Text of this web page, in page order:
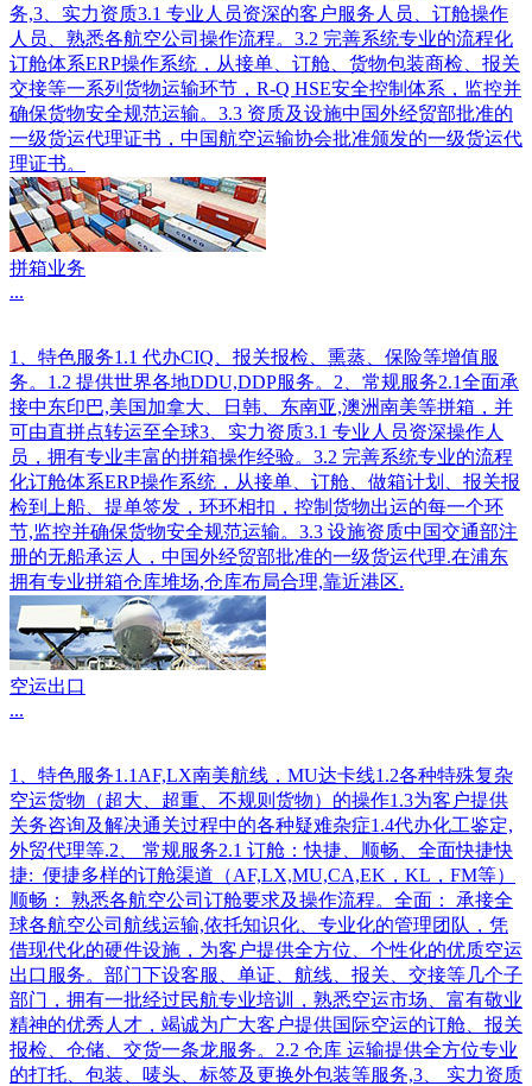
务,3、实力资质3.1 专业人员资深的客户服务人员、订舱操作
人员、熟悉各航空公司操作流程。3.2 完善系统专业的流程化
订舱体系ERP操作系统，从接单、订舱、货物包装商检、报关
交接等一系列货物运输环节，R-Q HSE安全控制体系，监控并
确保货物安全规范运输。3.3 资质及设施中国外经贸部批准的
一级货运代理证书，中国航空运输协会批准颁发的一级货运代
理证书。
拼箱业务
...
1、特色服务1.1 代办CIQ、报关报检、熏蒸、保险等增值服
务。1.2 提供世界各地DDU,DDP服务。2、常规服务2.1全面承
接中东印巴,美国加拿大、日韩、东南亚,澳洲南美等拼箱，并
可由直拼点转运至全球3、实力资质3.1 专业人员资深操作人
员，拥有专业丰富的拼箱操作经验。3.2 完善系统专业的流程
化订舱体系ERP操作系统，从接单、订舱、做箱计划、报关报
检到上船、提单签发，环环相扣，控制货物出运的每一个环
节,监控并确保货物安全规范运输。3.3 设施资质中国交通部注
册的无船承运人，中国外经贸部批准的一级货运代理.在浦东
拥有专业拼箱仓库堆场,仓库布局合理,靠近港区.
空运出口
...
1、特色服务1.1AF,LX南美航线，MU达卡线1.2各种特殊复杂
空运货物（超大、超重、不规则货物）的操作1.3为客户提供
关务咨询及解决通关过程中的各种疑难杂症1.4代办化工鉴定,
外贸代理等.2、 常规服务2.1 订舱：快捷、顺畅、全面快捷快
捷: 便捷多样的订舱渠道（AF,LX,MU,CA,EK，KL，FM等）
顺畅： 熟悉各航空公司订舱要求及操作流程。全面： 承接全
球各航空公司航线运输,依托知识化、专业化的管理团队，凭
借现代化的硬件设施，为客户提供全方位、个性化的优质空运
出口服务。部门下设客服、单证、航线、报关、交接等几个子
部门，拥有一批经过民航专业培训，熟悉空运市场、富有敬业
精神的优秀人才，竭诚为广大客户提供国际空运的订舱、报关
报检、仓储、交货一条龙服务。2.2 仓库 运输提供全方位专业
的打托、包装、唛头、标签及更换外包装等服务,3、 实力资质